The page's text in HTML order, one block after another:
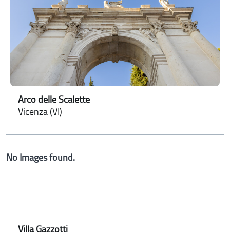
Arco delle Scalette
Vicenza (VI)
No Images found.
Villa Gazzotti